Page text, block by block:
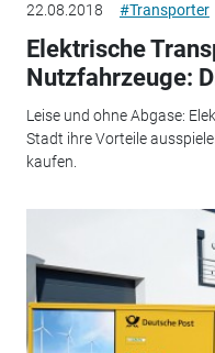
22.08.2018 #Transporter
Elektrische
Nutzfahrzeuge:
Leise und ohne Abgase:
Stadt ihre Vorteile
kaufen.